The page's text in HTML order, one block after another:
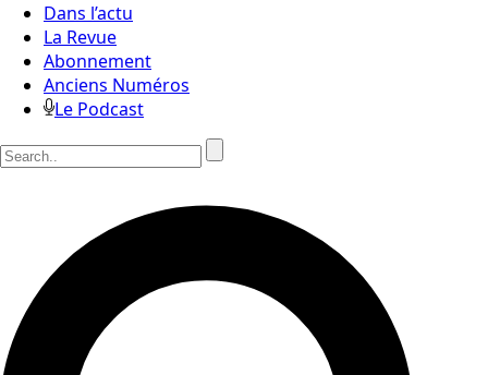
Dans l’actu
La Revue
Abonnement
Anciens Numéros
Le Podcast